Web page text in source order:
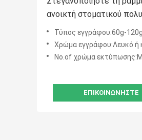
ανοικτή στοματικού
εγγράφου πλήρωση
ταχύτητας τσαντών
βιοδιασπάσιμη
Τύπος εγγράφου:60g-
Χρώμα εγγράφου:Λευκό ή
No.of χρώμα
ΕΠΙΚΟΙΝΩΝΉΣΤΕ